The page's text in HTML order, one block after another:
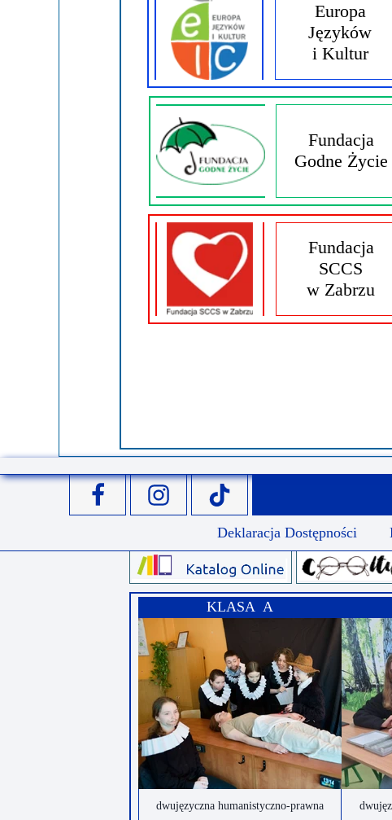
Fundacja
Godne Życie
Fundacja
SCCS
w Zabrzu
Europa
Języków
i Kultur
KLASA A
dwujęzyczna humanistyczno-prawna
Deklaracja Dostępności